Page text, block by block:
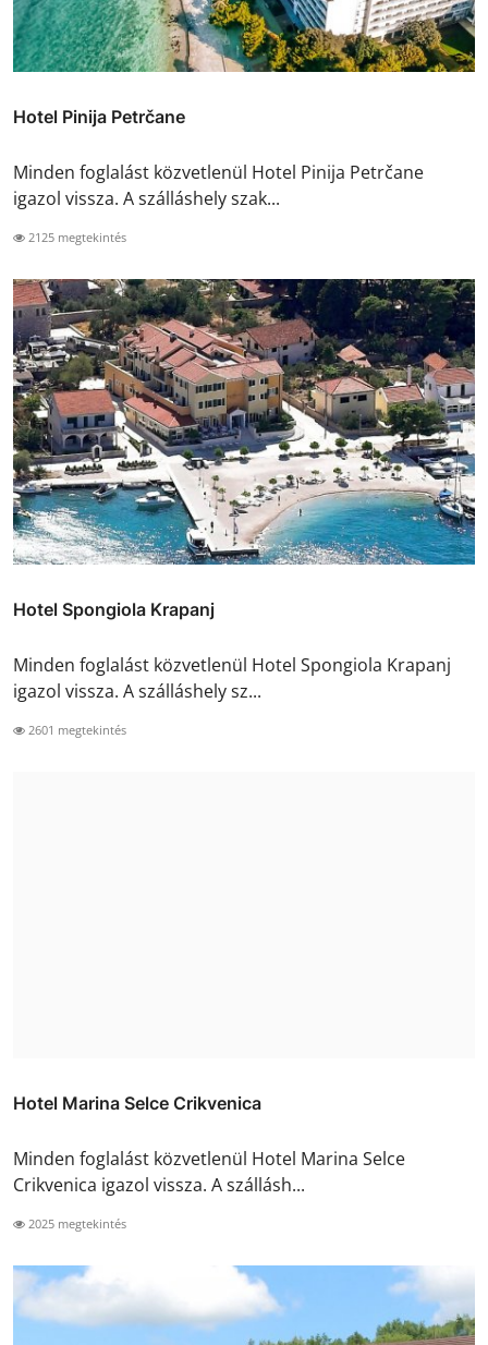
Hotel Pinija Petrčane
Minden foglalást közvetlenül Hotel Pinija Petrčane
igazol vissza. A szálláshely szak...
2125 megtekintés
Hotel Spongiola Krapanj
Minden foglalást közvetlenül Hotel Spongiola Krapanj
igazol vissza. A szálláshely sz...
2601 megtekintés
Hotel Marina Selce Crikvenica
Minden foglalást közvetlenül Hotel Marina Selce
Crikvenica igazol vissza. A szállásh...
2025 megtekintés